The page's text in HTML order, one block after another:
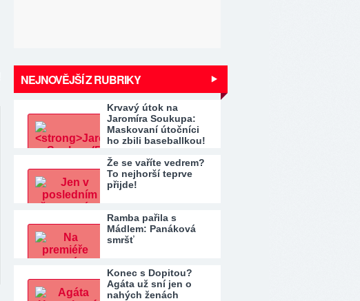
NEJNOVĚJŠÍ Z RUBRIKY
Krvavý útok na
Jaromíra Soukupa:
Maskovaní útočníci
ho zbili baseballkou!
Že se vaříte vedrem?
To nejhorší teprve
přijde!
Ramba pařila s
Mádlem: Panáková
smršť
Konec s Dopitou?
Agáta už sní jen o
nahých ženách